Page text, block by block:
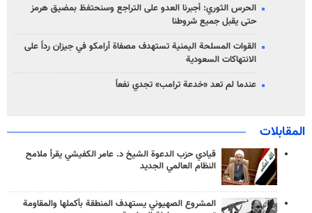
الحرس الثوري: أجبرنا العدو على التراجع وسنحتفظ بمضيق هرمز
حتى يقبل جميع شروطنا
القوات المسلحة اليمنية تستهدف مصفاة أرامكو في جيزان رداً على
الانتهاكات السعودية
عندما لم تعد «خدعة ترامب» تجدي نفعاً
المقابلات
قيادي حزب الدعوة الشيخ د. عامر الكفيشي يقرأ ملامح
النظام العالمي الجديد
المشروع الصهيوني يستهدف المنطقة بأكملها والمقاومة